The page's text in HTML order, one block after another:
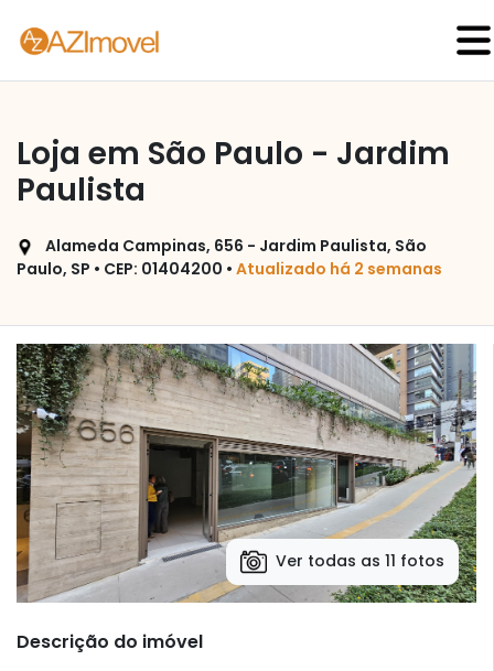
Loja em São Paulo - Jardim
Paulista
Alameda Campinas, 656 - Jardim Paulista, São
Paulo, SP • CEP: 01404200 • Atualizado há 2 semanas
Ver todas as 11 fotos
Descrição do imóvel